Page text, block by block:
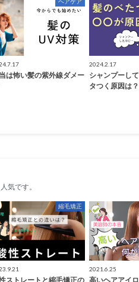
は怖い髪の紫外線ダメー
2024.2.17
シャンプーし
タつく原因は？
気です。
縮毛矯正
ストレートと縮毛矯正の
2021.6.25
高いヘアアイ